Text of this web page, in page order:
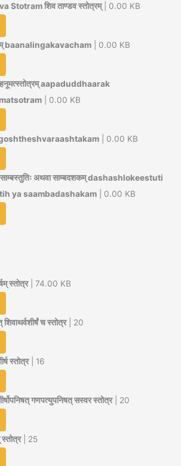
Stotram शिव ताण्डव स्तोत्रम्| 0.00 KB
baanalingakavacham | 0.00 KB
aapaduddhaarak
| 0.00 KB
goshtheshvaraashtakam | 0.00 KB
साम्बस्तुतिः अथवा साम्बदशकम् dashashlokeestuti
ya saambadashakam | 0.00 KB
स्तोत्र| 74.00 KB
च स्तोत्र| 20
स्तोत्र| 16
गणपत्युपनिषत् सस्वर स्तोत्र| 20
स्तोत्र| 25